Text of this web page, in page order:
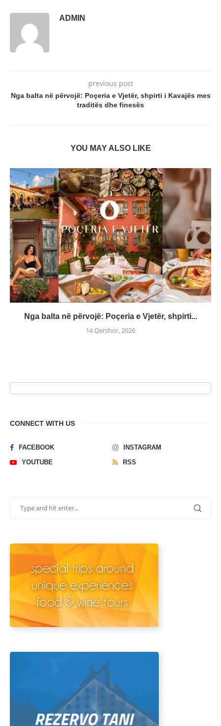
ADMIN
previous post
Nga balta në përvojë: Poçeria e Vjetër, shpirti i Kavajës mes
traditës dhe finesës
YOU MAY ALSO LIKE
Nga balta në përvojë: Poçeria e Vjetër, shpirti...
14 Qershor, 2026
CONNECT WITH US
FACEBOOK
INSTAGRAM
YOUTUBE
RSS